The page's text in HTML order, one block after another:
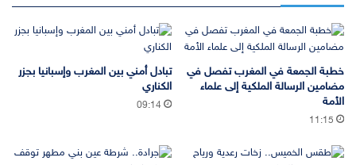
خطبة الجمعة في المغرب تفصل في
مضامين الرسالة الملكية إلى علماء
الأمة
11:15
تبادل أمني بين المغرب وإسبانيا بجزر
الكناري
09:14